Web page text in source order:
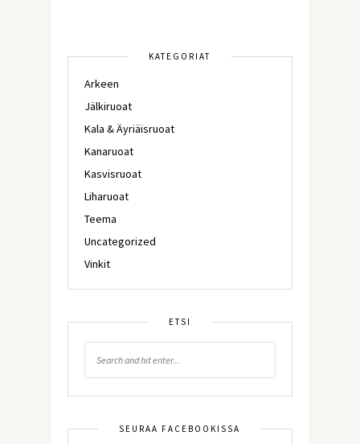
KATEGORIAT
Arkeen
Jälkiruoat
Kala & Äyriäisruoat
Kanaruoat
Kasvisruoat
Liharuoat
Teema
Uncategorized
Vinkit
ETSI
SEURAA FACEBOOKISSA